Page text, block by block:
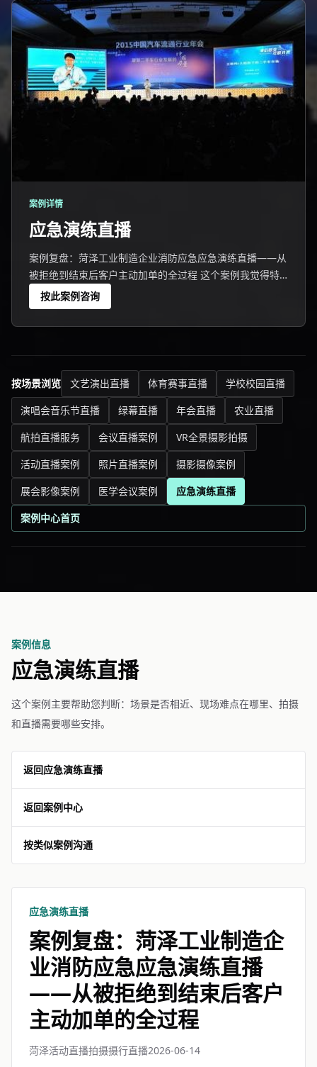
案例详情
应急演练直播
案例复盘：菏泽工业制造企业消防应急应急演练直播——从
被拒绝到结束后客户主动加单的全过程 这个案例我觉得特
别有代表性，发生在去年的菏泽菏泽产业园区。
按此案例咨询
按场景浏览 文艺演出直播 体育赛事直播
学校校园直播
演唱会音乐节直播
绿幕直播 年会直播
农业直播
航拍直播服务
会议直播案例
VR全景摄影拍摄
活动直播案例
照片直播案例
摄影摄像案例
展会影像案例
医学会议案例
应急演练直播
案例中心首页
案例信息
应急演练直播
这个案例主要帮助您判断：场景是否相近、现场难点在哪里、拍摄
和直播需要哪些安排。
返回应急演练直播
返回案例中心
按类似案例沟通
应急演练直播
案例复盘：菏泽工业制造企
业消防应急应急演练直播
——从被拒绝到结束后客户
主动加单的全过程
菏泽活动直播拍摄摄行直播2026-06-14